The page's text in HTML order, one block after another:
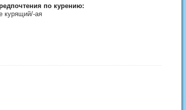
по курению:
курящий/-ая